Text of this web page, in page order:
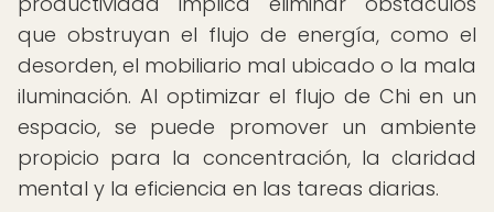
que obstruyan el flujo de energía, como el
desorden, el mobiliario mal ubicado o la mala
iluminación. Al optimizar el flujo de Chi en un
espacio, se puede promover un ambiente
propicio para la concentración, la claridad
mental y la eficiencia en las tareas diarias.